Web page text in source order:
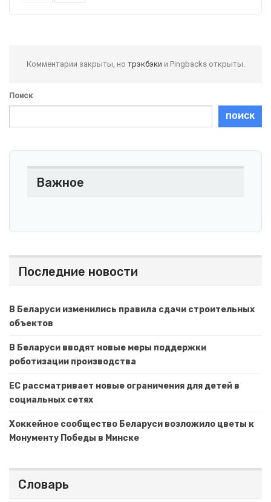
Комментарии закрыты, но трэкбэки и Pingbacks открыты.
Поиск
ПОИСК
Важное
Последние новости
В Беларуси изменились правила сдачи строительных
объектов
В Беларуси вводят новые меры поддержки
роботизации производства
ЕС рассматривает новые ограничения для детей в
социальных сетях
Хоккейное сообщество Беларуси возложило цветы к
Монументу Победы в Минске
Словарь